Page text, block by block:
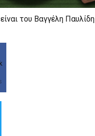
του Βαγγέλη Παυλίδη